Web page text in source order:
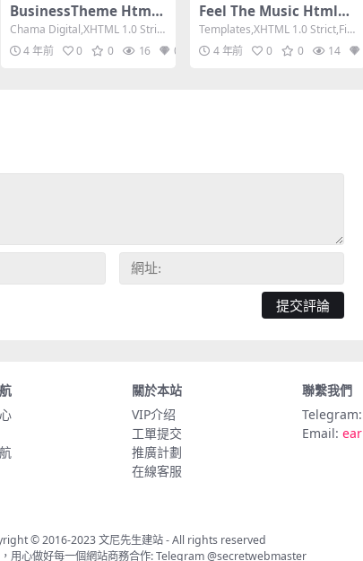
BusinessTheme Html
模版
Chama Digital,XHTML 1.0 Stric
t,Fixed Wid...
4 年前 0 0 16 0
Feel The Music Html模
版
Templates,XHTML 1.0 Strict,Fix
ed Width, ...
4 年前 0 0 14
關於本站
VIP介绍
工單提交
推廣計劃
在線客服
聯繫我們
Telegram:
Email:
© 2016-2023文尼先生建站- All rights reserved
用心做好每一個網站商務合作: Telegram@secretwebmaster